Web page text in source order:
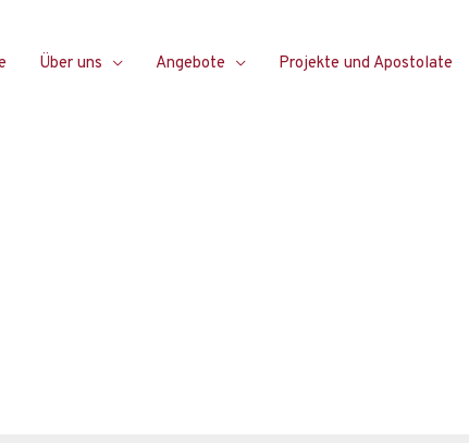
Über uns Angebote Projekte und Apostolate